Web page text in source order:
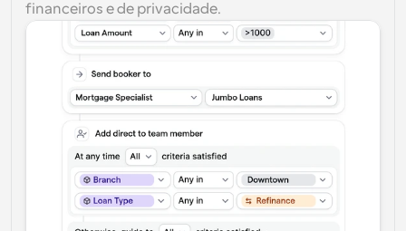
financeiros e de privacidade.